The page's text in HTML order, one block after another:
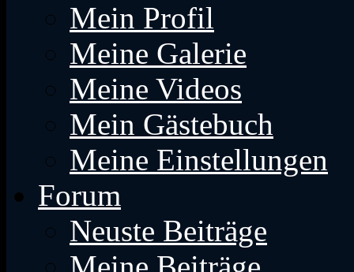
Mein Profil
Meine Galerie
Meine Videos
Mein Gästebuch
Meine Einstellungen
Forum
Neuste Beiträge